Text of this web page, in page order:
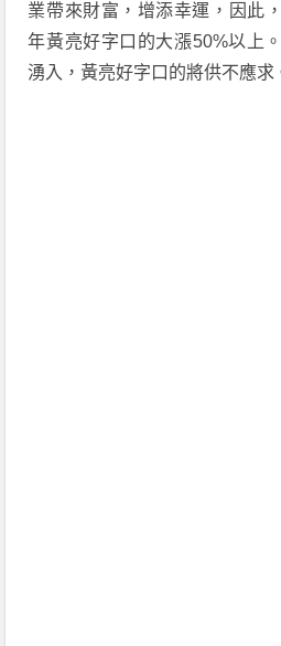
業帶來財富，增添幸運，因此
年黃亮好字口的大漲50%以上
湧入，黃亮好字口的將供不應求